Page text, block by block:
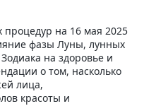
процедур на 16 мая 2025
фазы Луны, лунных
на здоровье и
о том, насколько
лица,
красоты и